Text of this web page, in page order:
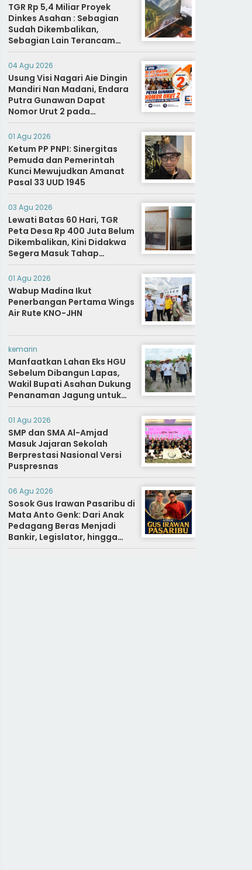
TGR Rp 5,4 Miliar Proyek
Dinkes Asahan : Sebagian
Sudah Dikembalikan,
Sebagian Lain Terancam
Sanksi Hukuman Berat
04 Agu 2026
Usung Visi Nagari Aie Dingin
Mandiri Nan Madani, Endara
Putra Gunawan Dapat
Nomor Urut 2 pada
Penetapan Calon Wali
Nagari.
01 Agu 2026
Ketum PP PNPI: Sinergitas
Pemuda dan Pemerintah
Kunci Mewujudkan Amanat
Pasal 33 UUD 1945
03 Agu 2026
Lewati Batas 60 Hari, TGR
Peta Desa Rp 400 Juta Belum
Dikembalikan, Kini Didakwa
Segera Masuk Tahap
Penyidikan
01 Agu 2026
Wabup Madina Ikut
Penerbangan Pertama Wings
Air Rute KNO-JHN
kemarin
Manfaatkan Lahan Eks HGU
Sebelum Dibangun Lapas,
Wakil Bupati Asahan Dukung
Penanaman Jagung untuk
Ketahanan Pangan dan Bekal
Hidup Warga Binaan
01 Agu 2026
SMP dan SMA Al-Amjad
Masuk Jajaran Sekolah
Berprestasi Nasional Versi
Puspresnas
06 Agu 2026
Sosok Gus Irawan Pasaribu di
Mata Anto Genk: Dari Anak
Pedagang Beras Menjadi
Bankir, Legislator, hingga
Bupati Tapanuli Selatan